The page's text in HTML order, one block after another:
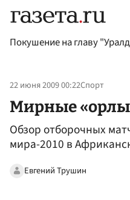
Покушение на главу
22 июня 2009 00:22Спорт
Мирные
Обзор отборочных
мира-2010 в
Евгений Трушин